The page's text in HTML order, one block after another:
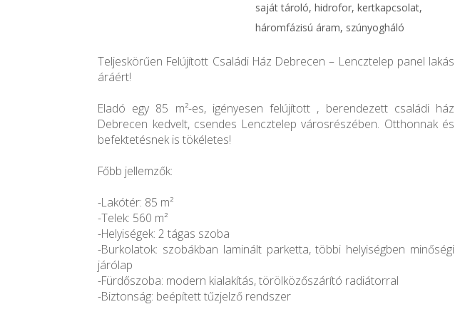
saját tároló, hidrofor, kertkapcsolat,
háromfázisú áram, szúnyogháló
Teljeskörűen Felújított Családi Ház Debrecen – Lencztelep panel lakás
áráért!
Eladó egy 85 m²-es, igényesen felújított , berendezett családi ház
Debrecen kedvelt, csendes Lencztelep városrészében. Otthonnak és
befektetésnek is tökéletes!
Főbb jellemzők:
-Lakótér: 85 m²
-Telek: 560 m²
-Helyiségek: 2 tágas szoba
-Burkolatok: szobákban laminált parketta, többi helyiségben minőségi
járólap
-Fürdőszoba: modern kialakítás, törölközőszárító radiátorral
-Biztonság: beépített tűzjelző rendszer